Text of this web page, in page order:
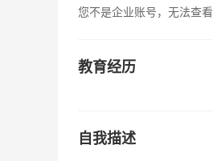
您不是企业账号，无法查看
教育经历
自我描述